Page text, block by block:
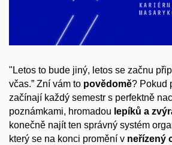
"Letos to bude jiný, letos se začnu
včas.” Zní vám to povědomě? Pokud
začínají každý semestr s perfektně
poznámkami, hromadou lepíků a
konečně najít ten správný systém
který se na konci promění v neřízený